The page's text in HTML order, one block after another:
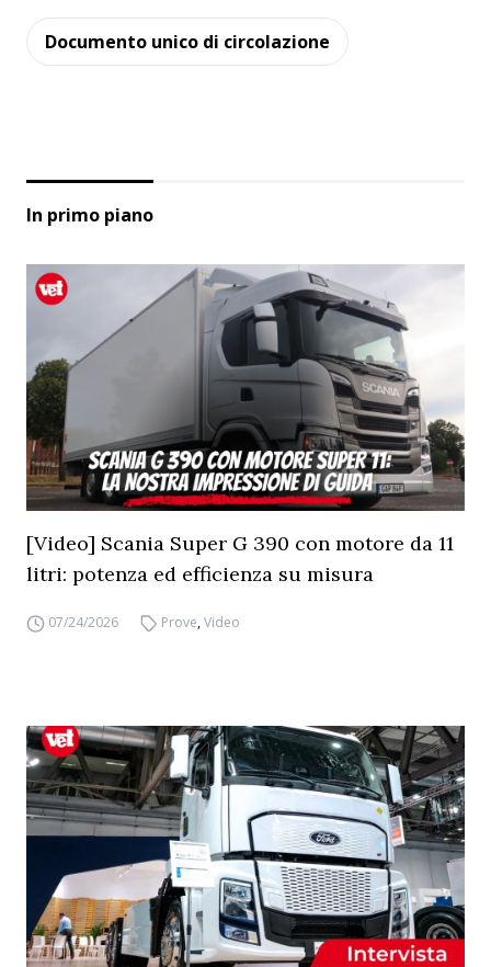
Documento unico di circolazione
In primo piano
[Video] Scania Super G 390 con motore da 11
litri: potenza ed efficienza su misura
07/24/2026 Prove,Video